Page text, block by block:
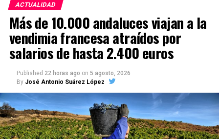
ACTUALIDAD
Más de 10.000 andaluces viajan a la
vendimia francesa atraídos por
salarios de hasta 2.400 euros
Published 22 horas ago on 5 agosto, 2026
By José Antonio Suárez López